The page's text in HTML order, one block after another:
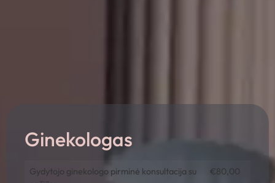
Ginekologas
Gydytojo ginekologo pirminė konsultacija su
€80,00